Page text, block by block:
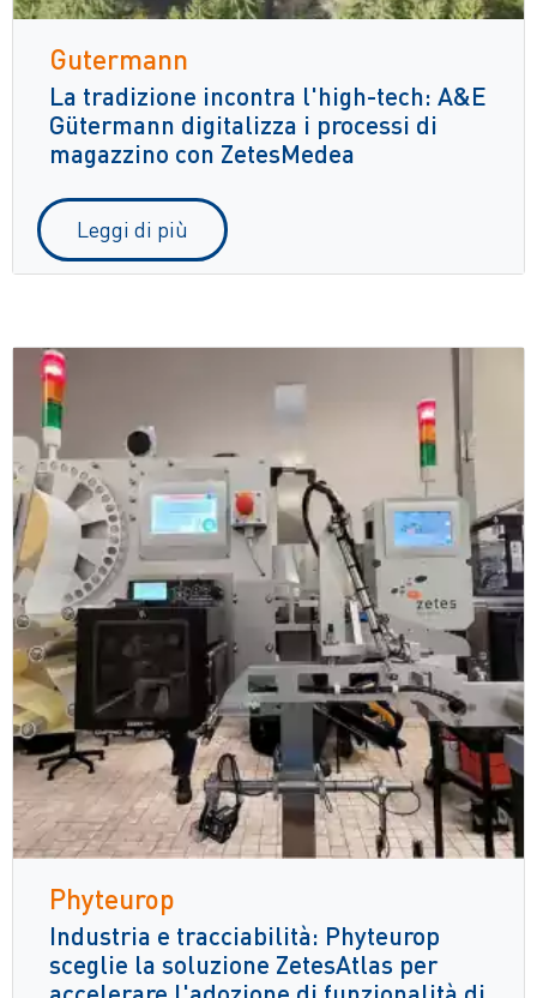
Gutermann
La tradizione incontra l'high-tech: A&E
Gütermann digitalizza i processi di
magazzino con ZetesMedea
Leggi di più
Phyteurop
Industria e tracciabilità: Phyteurop
sceglie la soluzione ZetesAtlas per